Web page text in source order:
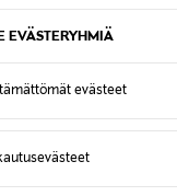
EVÄSTERYHMIÄ
evästeet
tilaukseesi. Voit
palauttaa